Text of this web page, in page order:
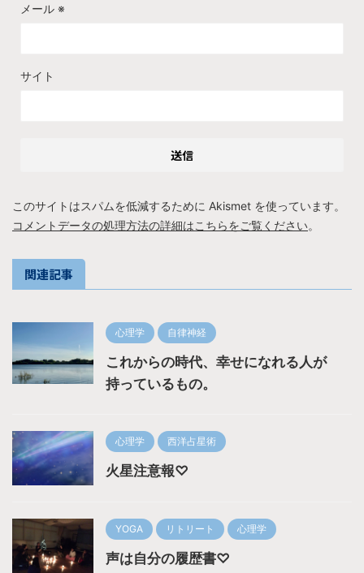
メール ※
サイト
このサイトはスパムを低減するために Akismet を使っています。
コメントデータの処理方法の詳細はこちらをご覧ください。
関連記事
心理学 自律神経
これからの時代、幸せになれる人が
持っているもの。
心理学 西洋占星術
火星注意報♡
YOGA リトリート 心理学
声は自分の履歴書♡